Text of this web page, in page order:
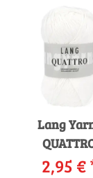
Lang
2,95 €